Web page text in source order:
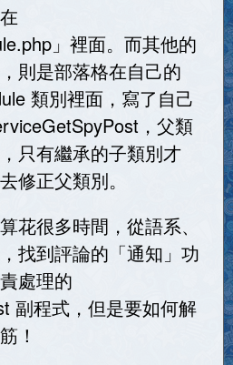
」裡面。而其他的
則是部落格在自己的
類別裡面，寫了自己
，父類
只有繼承的子類別才
修正父類別。
花很多時間，從語系、
找到評論的「通知」功
處理的
副程式，但是要如何解
！